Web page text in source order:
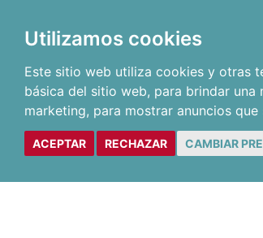
Utilizamos cookies
Este sitio web utiliza cookies y otras
básica del sitio web, para brindar una
marketing, para mostrar anuncios
ACEPTAR RECHAZAR CAMBIAR